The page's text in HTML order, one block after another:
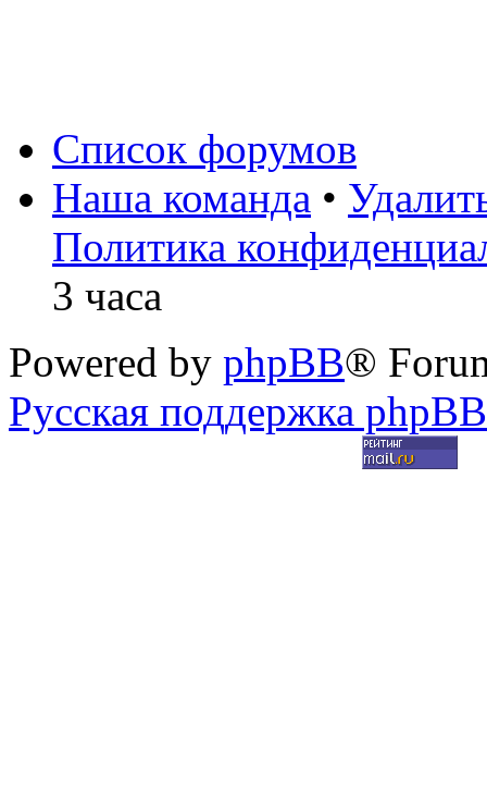
Список форумов
Наша команда •
Политика
3 часа
Powered by phpBB®
Русская поддержка phpBB